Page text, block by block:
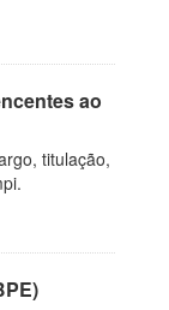
ao
titulação,